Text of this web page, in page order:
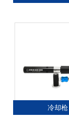
冷却枪